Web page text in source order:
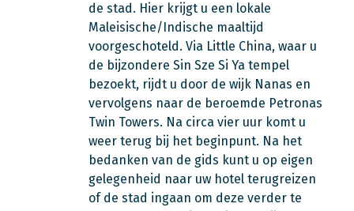
de stad. Hier krijgt u een lokale
Maleisische/Indische maaltijd
voorgeschoteld. Via Little China, waar u
de bijzondere Sin Sze Si Ya tempel
bezoekt, rijdt u door de wijk Nanas en
vervolgens naar de beroemde Petronas
Twin Towers. Na circa vier uur komt u
weer terug bij het beginpunt. Na het
bedanken van de gids kunt u op eigen
gelegenheid naar uw hotel terugreizen
of de stad ingaan om deze verder te